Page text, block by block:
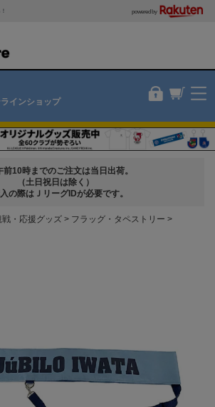
powered by
インショップ
前10時までのご注文は当日出荷。
（土日祝日は除く）
の際はＪリーグIDが必要です。
戦・応援グッズ
フラッグ・タペストリー